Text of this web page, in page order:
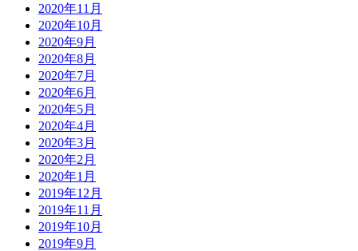
2020年11月
2020年10月
2020年9月
2020年8月
2020年7月
2020年6月
2020年5月
2020年4月
2020年3月
2020年2月
2020年1月
2019年12月
2019年11月
2019年10月
2019年9月